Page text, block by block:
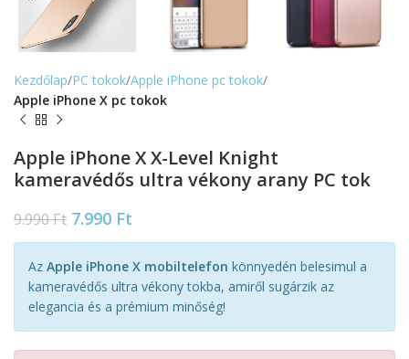
Kezdőlap PC tokok Apple iPhone pc tokok
Apple iPhone X pc tokok
Apple iPhone X X-Level Knight
kameravédős ultra vékony arany PC tok
9.990Ft 7.990 Ft
Az Apple iPhone X mobiltelefon könnyedén belesimul a
kameravédős ultra vékony tokba, amiről sugárzik az
elegancia és a prémium minőség!